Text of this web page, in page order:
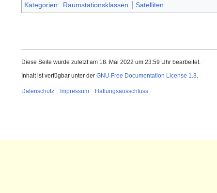
Kategorien: Raumstationsklassen Satelliten
Diese Seite wurde zuletzt am 18. Mai 2022 um 23:59 Uhr bearbeitet.
Inhalt ist verfügbar unter der GNU Free Documentation License 1.3
Datenschutz Impressum Haftungsausschluss